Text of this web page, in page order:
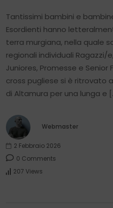
Tantissimi bambini e
Esordienti hanno
terra murgiana, nella quale
regionali individuali Ragazzi/
Juniores, Promesse e
cross pugliese si è ritrovato
di Altamura per una lunga e
Webmaster
2 Febbraio 2026
0 Comments
207 Views